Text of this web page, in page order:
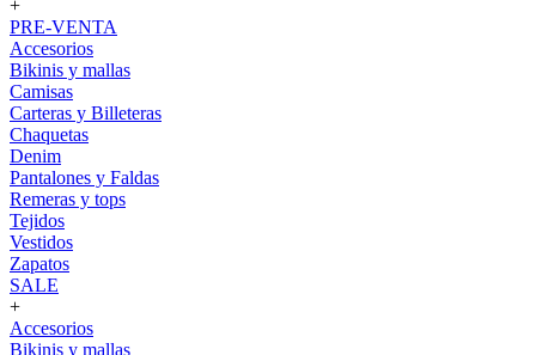
+
PRE-VENTA
Accesorios
Bikinis y mallas
Camisas
Carteras y Billeteras
Chaquetas
Denim
Pantalones y Faldas
Remeras y tops
Tejidos
Vestidos
Zapatos
SALE
+
Accesorios
Bikinis y mallas